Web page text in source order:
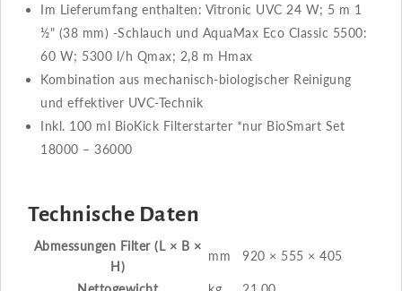
Im Lieferumfang enthalten: Vitronic UVC 24 W; 5 m 1
½" (38 mm) -Schlauch und AquaMax Eco Classic 5500:
60 W; 5300 l/h Qmax; 2,8 m Hmax
Kombination aus mechanisch-biologischer Reinigung
und effektiver UVC-Technik
Inkl. 100 ml BioKick Filterstarter *nur BioSmart Set
18000 – 36000
Technische Daten
Abmessungen Filter (L × B ×
H)
mm 920 × 555 × 405